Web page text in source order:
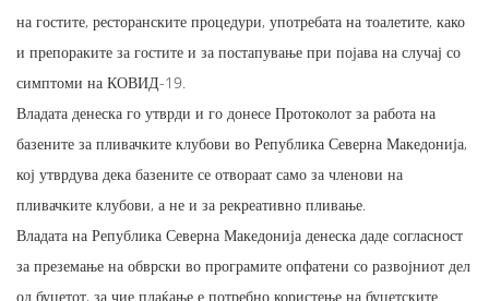
на гостите, ресторанските процедури, употребата на тоалетите, како
и препораките за гостите и за постапување при појава на случај со
симптоми на КОВИД-19.
Владата денеска го утврди и го донесе Протоколот за работа на
базените за пливачките клубови во Република Северна Македонија,
кој утврдува дека базените се отвораат само за членови на
пливачките клубови, а не и за рекреативно пливање.
Владата на Република Северна Македонија денеска даде согласност
за преземање на обврски во програмите опфатени со развојниот дел
од буџетот, за чие плаќање е потребно користење на буџетските